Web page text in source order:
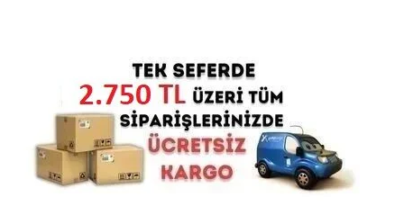
Yorum Yaz
Görüş ve önerileriniz için teşekkür ederiz.
Ürün resmi kalitesiz, bozuk veya görüntülenemiyor.
Ürün açıklamasında eksik bilgiler bulunuyor.
Ürün bilgilerinde hatalar bulunuyor.
Ürün fiyatı diğer sitelerden daha pahalı.